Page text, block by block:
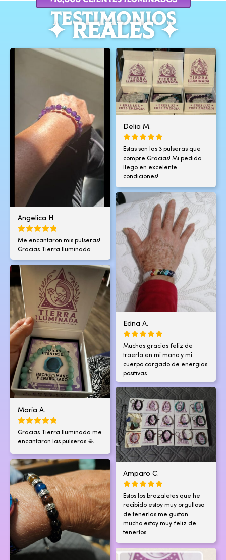
TESTIMOnIOS
✦ REALES ✦
Angelica H.
Me encantaron mis pulseras!
Gracias Tierra Iluminada
Delia M.
Estas son las 3 pulseras que
compre Gracias! Mi pedido
llego en excelente
condiciones!
Edna A.
Muchas gracias feliz de
traerla en mi mano y mi
cuerpo cargado de energias
positivas
Maria A.
Gracias Tierra Iluminada me
encantaron las pulseras 🙏
Amparo C.
Estos los brazaletes que he
recibido estoy muy orgullosa
de tenerlas me gustan
mucho estoy muy feliz de
tenerlos